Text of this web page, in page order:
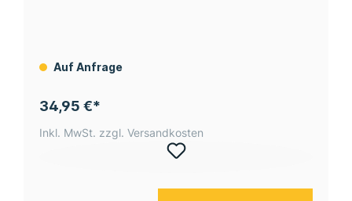
Auf Anfrage
34,95 €*
Inkl. MwSt. zzgl. Versandkosten